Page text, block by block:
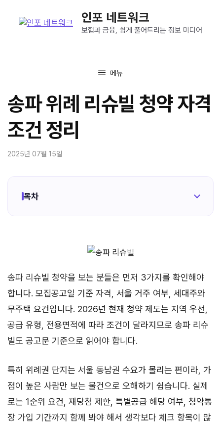
인포 네트워크
보험과 금융, 쉽게 풀어드리는 정보 미디어
메뉴
송파 위례 리슈빌 청약 자격
조건 정리
2025년 07월 15일
목차
송파 리슈빌 청약을 보는 분들은 먼저 3가지를 확인해야
합니다. 모집공고일 기준 자격, 서울 거주 여부, 세대주와
무주택 요건입니다. 2026년 현재 청약 제도는 지역 우선,
공급 유형, 전용면적에 따라 조건이 달라지므로 송파 리슈
빌도 공고문 기준으로 읽어야 합니다.
특히 위례권 단지는 서울 동남권 수요가 몰리는 편이라, 가
점이 높은 사람만 보는 물건으로 오해하기 쉽습니다. 실제
로는 1순위 요건, 재당첨 제한, 특별공급 해당 여부, 청약통
장 가입 기간까지 함께 봐야 해서 생각보다 체크 항목이 많